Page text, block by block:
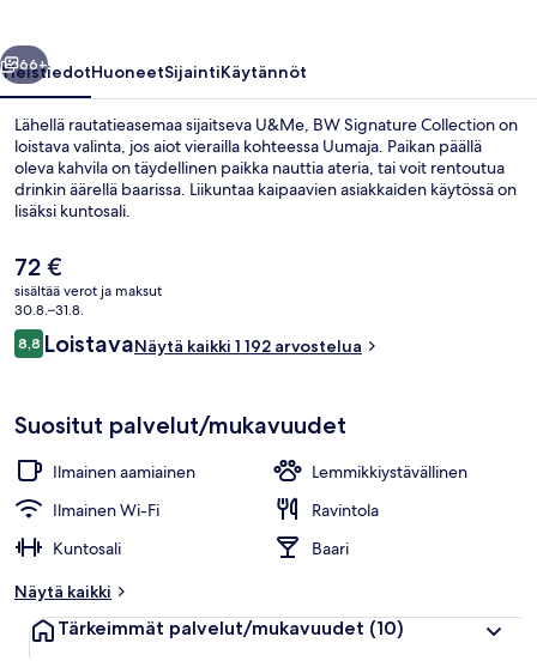
Seuraava
66+
YleistiedotHuoneetSijaintiKäytännöt
Lähellä rautatieasemaa sijaitseva U&Me, BW Signature Collection on
loistava valinta, jos aiot vierailla kohteessa Uumaja. Paikan päällä
oleva kahvila on täydellinen paikka nauttia ateria, tai voit rentoutua
drinkin äärellä baarissa. Liikuntaa kaipaavien asiakkaiden käytössä on
lisäksi kuntosali.
Nykyinen
hinta
on
72 €
72 €
sisältää verot ja maksut
30.8.–31.8.
Arvostelut
8,88,8 kautta 10.
LoistavaNäytä kaikki 1 192 arvostelua
Suositut palvelut/mukavuudet
Ilmainen aamiainen
Lemmikkiystävällinen
Ilmainen Wi-Fi
Ravintola
Kuntosali
Baari
Näytä kaikki
Tärkeimmät palvelut/mukavuudet (10)